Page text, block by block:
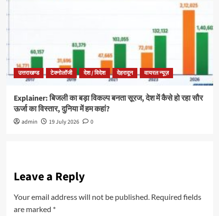
उत्तराखण्ड टेक्नोलॉजी देश / विदेश देहरादून वायरल न्यूज़
Explainer: बिजली का बड़ा विकल्प बनता सूरज, देश में कैसे हो रहा सौर
ऊर्जा का विस्तार, दुनिया में हम कहां?
admin 19 July 2026 0
Leave a Reply
Your email address will not be published. Required fields
are marked *